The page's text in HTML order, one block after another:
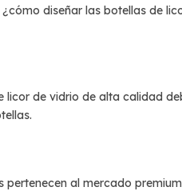
diseñar las botellas de
de vidrio de alta calidad
al mercado